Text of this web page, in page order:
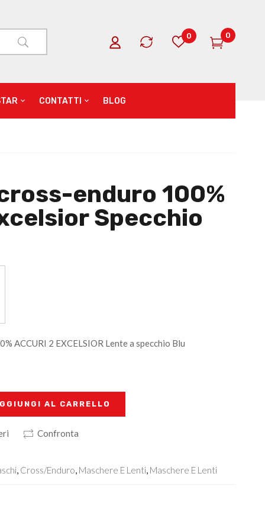
0 0
CONTATTI BLOG
enduro 100%
Specchio
ACCURI 2 EXCELSIOR Lente a specchio Blu
AL CARRELLO
Confronta
Cross/Enduro Maschere E Lenti Maschere E Lenti